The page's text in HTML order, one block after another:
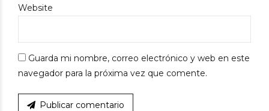
Website
Guarda mi nombre, correo electrónico y web en este
navegador para la próxima vez que comente.
Publicar comentario